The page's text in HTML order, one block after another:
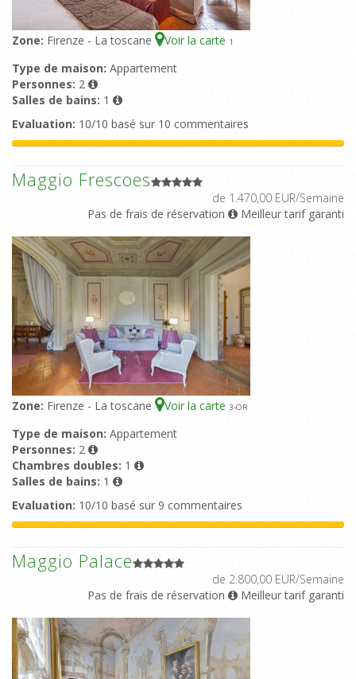
Zone: Firenze - La toscane Voir la carte 1
Type de maison: Appartement
Personnes: 2
Salles de bains: 1
Evaluation: 10/10 basé sur 10 commentaires
Maggio Frescoes
de 1.470,00 EUR/Semaine
Pas de frais de réservation
Meilleur tarif garanti
Zone: Firenze - La toscane Voir la carte 3-OR
Type de maison: Appartement
Personnes: 2
Chambres doubles: 1
Salles de bains: 1
Evaluation: 10/10 basé sur 9 commentaires
Maggio Palace
de 2.800,00 EUR/Semaine
Pas de frais de réservation
Meilleur tarif garanti